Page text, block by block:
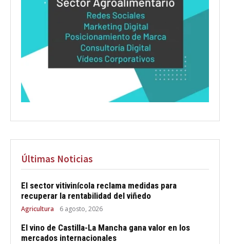
Últimas Noticias
El sector vitivinícola reclama medidas para
recuperar la rentabilidad del viñedo
Agricultura 6 agosto, 2026
El vino de Castilla-La Mancha gana valor en los
mercados internacionales